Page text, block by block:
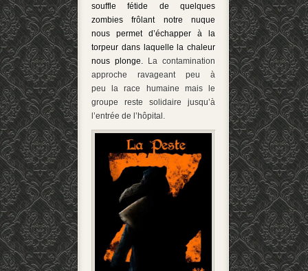
souffle fétide de quelques
zombies frôlant notre nuque
nous permet d’échapper à la
torpeur dans laquelle la chaleur
nous plonge.
La contamination
approche ravageant peu à
peu la race humaine mais le
groupe reste solidaire jusqu’à
l’entrée de l’hôpital.